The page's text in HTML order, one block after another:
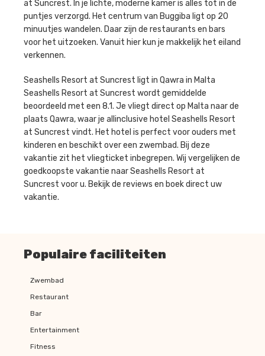
at Suncrest. In je lichte, moderne kamer is alles tot in de
puntjes verzorgd. Het centrum van Buggiba ligt op 20
minuutjes wandelen. Daar zijn de restaurants en bars
voor het uitzoeken. Vanuit hier kun je makkelijk het eiland
verkennen.
Seashells Resort at Suncrest ligt in Qawra in Malta
Seashells Resort at Suncrest wordt gemiddelde
beoordeeld met een 8.1. Je vliegt direct op Malta naar de
plaats Qawra, waar je allinclusive hotel Seashells Resort
at Suncrest vindt. Het hotel is perfect voor ouders met
kinderen en beschikt over een zwembad. Bij deze
vakantie zit het vliegticket inbegrepen. Wij vergelijken de
goedkoopste vakantie naar Seashells Resort at
Suncrest voor u. Bekijk de reviews en boek direct uw
vakantie.
Populaire faciliteiten
Zwembad
Restaurant
Bar
Entertainment
Fitness